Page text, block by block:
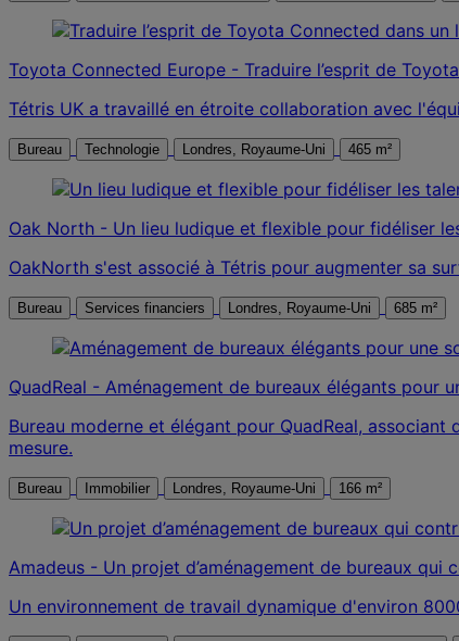
Toyota Connected Europe - Traduire l’esprit de
Tétris UK a travaillé en étroite collaboration avec
Bureau Technologie Londres, Royaume-Uni 465 m²
Oak North - Un lieu ludique et flexible pour fidéliser
OakNorth s'est associé à Tétris pour augmenter sa
Bureau Services financiers Londres, Royaume-Uni 685 m²
QuadReal - Aménagement de bureaux élégants pour
Bureau moderne et élégant pour QuadReal,
mesure.
Bureau Immobilier Londres, Royaume-Uni 166 m²
Amadeus - Un projet d’aménagement de bureaux
Un environnement de travail dynamique d'environ